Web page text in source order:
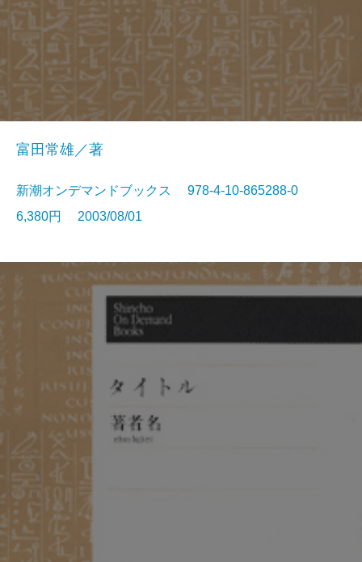
富田常雄／著
新潮オンデマンドブックス 978-4-10-865288-0
6,380円 2003/08/01